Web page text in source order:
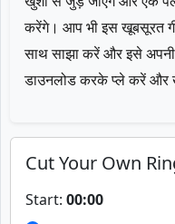
करेंगे। आप भी इस खूबसूरत
साथ साझा करें और इसे
डाउनलोड करके प्ले करें और
Cut Your Own
Start: 00:00